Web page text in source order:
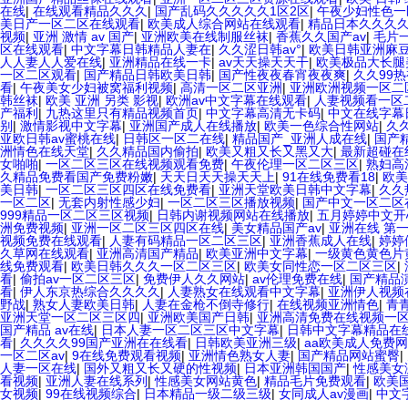
在线| 在线观看精品久久久 | 国产乱码久久久久久1区2区| 午夜少妇性色
美日产一区二区在线观看| 欧美成人综合网站在线观看| 精品日本久久久
视频| 亚洲 激情 av 国产| 亚洲欧美在线制服丝袜| 香蕉久久国产av| 毛片
区在线观看| 中文字幕日韩精品人妻在| 久久涩日韩av°| 欧美日韩亚洲麻
人人妻人人爱在线| 亚洲精品在线一卡| av天天操天天干| 欧美极品大长
一区二区观看| 国产精品日韩欧美日韩| 国产性夜夜春宵夜夜爽| 久久99
看| 午夜美女少妇被窝福利视频| 高清一区二区亚洲| 亚洲欧洲视频一区二
韩丝袜| 欧美 亚洲 另类 影视| 欧洲av中文字幕在线观看| 人妻视频看一区
产福利 | 九热这里只有精品视频首页| 中文字幕高清无卡码| 中文在线字
别 | 激情影视中文字幕| 亚洲国产成人在线播放| 欧美一色综合性网站| 久
亚欧日韩av蜜桃在线| 日韩区一区二在线| 精品国产_亚洲人成在线| 国产
洲情色在线天堂| 久久精品国内偷拍| 欧美又粗又长又黑又大| 最新超碰在
女啪啪| 一区二区三区在线视频观看免费| 午夜伦理一区二区三区| 熟妇高
久精品免费看国产免费粉嫩| 天天日天天操天天上| 91在线免费看18| 欧
美日韩| 一区二区三区四区在线免费看| 亚洲天堂欧美日韩中文字幕| 久久
一区二区| 无套内射性感少妇| 一区二区三区播放视频| 国产中文一区二区
999精品一区二区三区视频| 日韩内谢视频网站在线播放| 五月婷婷中文
洲免费视频| 亚洲一区二区三区四区在线| 美女精品国产av| 亚洲在线 第
视频免费在线观看| 人妻有码精品一区二区三区| 亚洲香蕉成人在线| 婷婷
久草网在线观看| 亚洲高清国产精品| 欧美亚洲中文字幕| 一级黄色黄色片
线免费观看| 欧美日韩久久久一区二区三区| 欧美女同性恋一区二区三区|
看| 偷拍av一区二区三区| 免费伊人久久网站| av伦理免费在线| 国产精品
看| 伊人东京热综合久久久久 | 人妻熟女在线观看中文字幕| 亚洲伊人视频
野战| 熟女人妻欧美日韩| 人妻在金枪不倒寺修行| 在线视频亚洲情色| 青
亚洲天堂一区二区三区四| 亚洲欧美国产日韩| 亚洲高清免费在线视频一
国产精品 av在线| 日本人妻一区二区三区中文字幕| 日韩中文字幕精品在
看| 久久久久99国产亚洲在在线看| 日韩欧美亚洲三级| aa欧美成人免费网
一区二区av| 9在线免费观看视频| 亚洲情色熟女人妻| 国产精品网站蜜臀|
人妻一区在线| 国外又粗又长又硬的性视频| 日本亚洲韩国国产|性感美女
看视频| 亚洲人妻在线系列 |性感美女网站黄色| 精品毛片免费观看| 欧美
女视频| 99在线视频综合| 日本精品一级二级三级| 女同成人av漫画| 中文